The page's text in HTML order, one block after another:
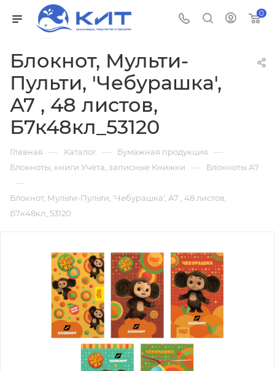
0
Блокнот, Мульти-
Пульти, 'Чебурашка',
А7 , 48 листов,
Б7к48кл_53120
Главная — Каталог — Бумажная продукция —
Блокноты, книги Учёта, записные Книжки — Блокноты А7
—
Блокнот, Мульти-Пульти, 'Чебурашка', А7 , 48 листов,
Б7к48кл_53120